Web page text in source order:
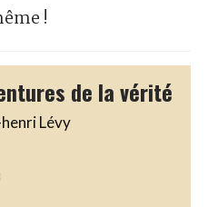
!
de la vérité
Lévy